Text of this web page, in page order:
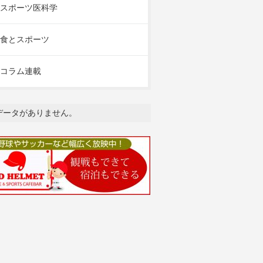
スポーツ医科学
食とスポーツ
コラム連載
タがありません。